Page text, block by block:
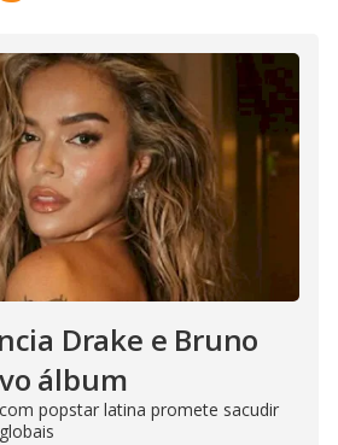
Drake e Bruno
álbum
popstar latina promete sacudir